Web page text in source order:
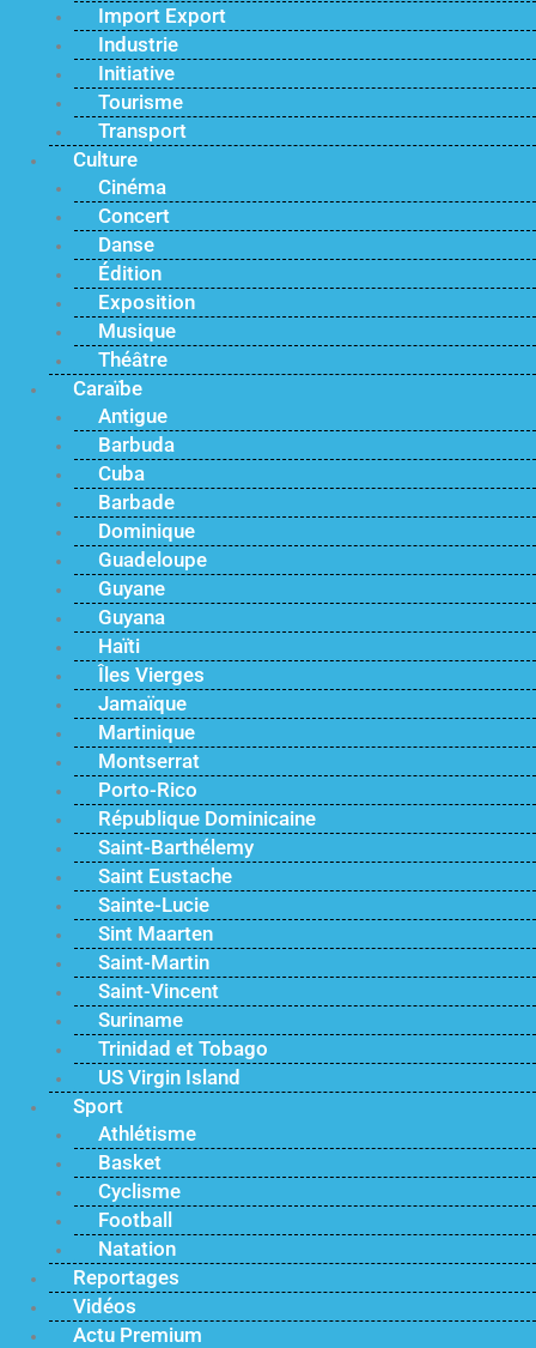
Import Export
Industrie
Initiative
Tourisme
Transport
Culture
Cinéma
Concert
Danse
Édition
Exposition
Musique
Théâtre
Caraïbe
Antigue
Barbuda
Cuba
Barbade
Dominique
Guadeloupe
Guyane
Guyana
Haïti
Îles Vierges
Jamaïque
Martinique
Montserrat
Porto-Rico
République Dominicaine
Saint-Barthélemy
Saint Eustache
Sainte-Lucie
Sint Maarten
Saint-Martin
Saint-Vincent
Suriname
Trinidad et Tobago
US Virgin Island
Sport
Athlétisme
Basket
Cyclisme
Football
Natation
Reportages
Vidéos
Actu Premium